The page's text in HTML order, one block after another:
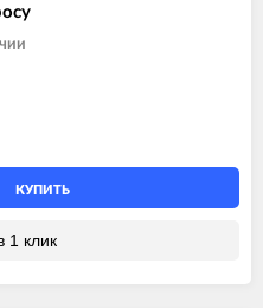
КУПИТЬ
1 клик